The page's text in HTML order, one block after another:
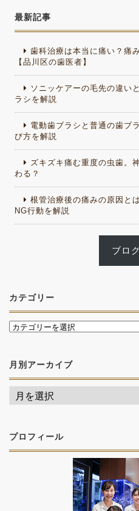
最新記事
歯科治療は本当に痛い？痛
【品川区の歯医者】
ソニッケアーの毛先の違い
ラシを解説
電動歯ブラシと普通の歯ブ
び方を解説
ズキズキ痛む重度の虫歯。
わる？
根管治療後の痛みの原因と
NG行動を解説
ブロ
カテゴリー
月別アーカイブ
プロフィール